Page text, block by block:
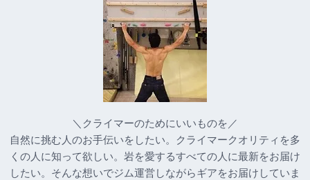
＼クライマーのためにいいものを／
自然に挑む人のお手伝いをしたい。クライマークオリティを多
くの人に知って欲しい。岩を愛するすべての人に最新をお届け
したい。そんな想いでジム運営しながらギアをお届けしていま